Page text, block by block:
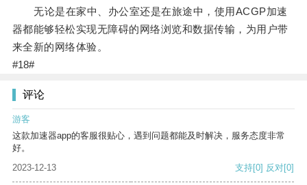
无论是在家中、办公室还是在旅途中，使用ACGP加速
器都能够轻松实现无障碍的网络浏览和数据传输，为用户带
来全新的网络体验。
#18#
评论
游客
这款加速器app的客服很贴心，遇到问题都能及时解决，服务态度非常
好。
2023-12-13
支持[0] 反对[0]